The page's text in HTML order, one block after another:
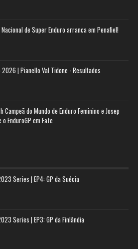
de Super Enduro arranca em Penafiel!
| Pianello Val Tidone - Resultados
Campeã do Mundo de Enduro Feminino e Josep
EnduroGP em Fafe
Series | EP4: GP da Suécia
Series | EP3: GP da Finlândia